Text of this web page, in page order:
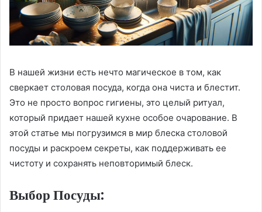
В нашей жизни есть нечто магическое в том, как
сверкает столовая посуда, когда она чиста и блестит.
Это не просто вопрос гигиены, это целый ритуал,
который придает нашей кухне особое очарование. В
этой статье мы погрузимся в мир блеска столовой
посуды и раскроем секреты, как поддерживать ее
чистоту и сохранять неповторимый блеск.
Выбор Посуды: